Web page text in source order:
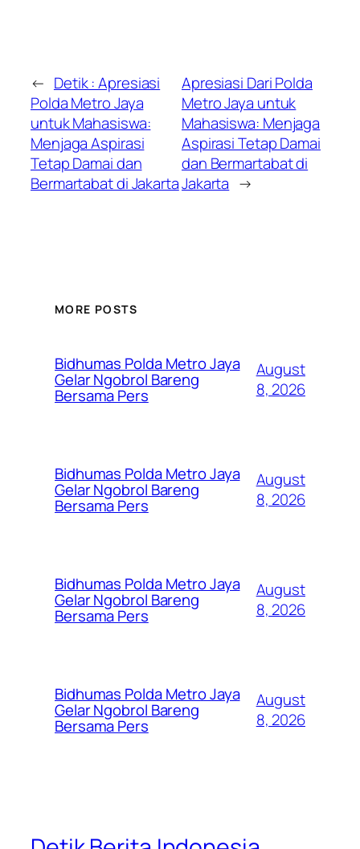
← Detik : Apresiasi
Polda Metro Jaya
untuk Mahasiswa:
Menjaga Aspirasi
Tetap Damai dan
Bermartabat di Jakarta
Apresiasi Dari Polda
Metro Jaya untuk
Mahasiswa: Menjaga
Aspirasi Tetap Damai
dan Bermartabat di
Jakarta →
MORE POSTS
Bidhumas Polda Metro Jaya
Gelar Ngobrol Bareng
Bersama Pers
August
8, 2026
Bidhumas Polda Metro Jaya
Gelar Ngobrol Bareng
Bersama Pers
August
8, 2026
Bidhumas Polda Metro Jaya
Gelar Ngobrol Bareng
Bersama Pers
August
8, 2026
Bidhumas Polda Metro Jaya
Gelar Ngobrol Bareng
Bersama Pers
August
8, 2026